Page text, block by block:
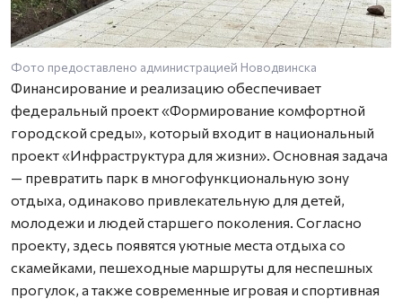
Фото предоставлено администрацией Новодвинска
Финансирование и реализацию обеспечивает
федеральный проект «Формирование комфортной
городской среды», который входит в национальный
проект «Инфраструктура для жизни». Основная задача
— превратить парк в многофункциональную зону
отдыха, одинаково привлекательную для детей,
молодежи и людей старшего поколения. Согласно
проекту, здесь появятся уютные места отдыха со
скамейками, пешеходные маршруты для неспешных
прогулок, а также современные игровая и спортивная